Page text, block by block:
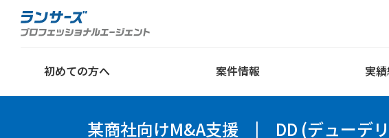
初めての方へ 案件情報 実
某商社向けM&A支援 | DD (デューデ